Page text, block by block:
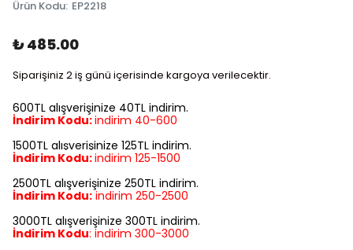
Ürün Kodu: EP2218
₺ 485.00
Siparişiniz 2 iş günü içerisinde kargoya verilecektir.
600TL alışverişinize 40TL indirim.
İndirim Kodu:indirim 40-600
1500TL alışverişinize 125TL indirim.
İndirim Kodu:indirim 125-1500
2500TL alışverişinize 250TL indirim.
İndirim Kodu: indirim 250-2500
3000TL alışverişinize 300TL indirim.
İndirim Kodu: indirim 300-3000